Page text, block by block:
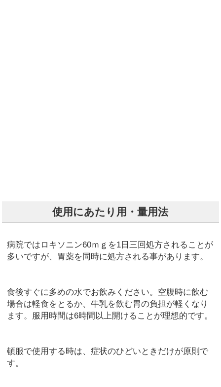
使用にあたり用・量用法
病院ではロキソニン60ｍｇを1日三回処方されることが
多いですが、胃薬を同時に処方される事があります。
食後すぐに多めの水でお飲みください。空腹時に飲む
場合は軽食をとるか、牛乳を飲む胃の負担が軽くなり
ます。服用時間は6時間以上開けることが理想的です。
頓服で使用する時は、症状のひどいときだけが原則で
す。